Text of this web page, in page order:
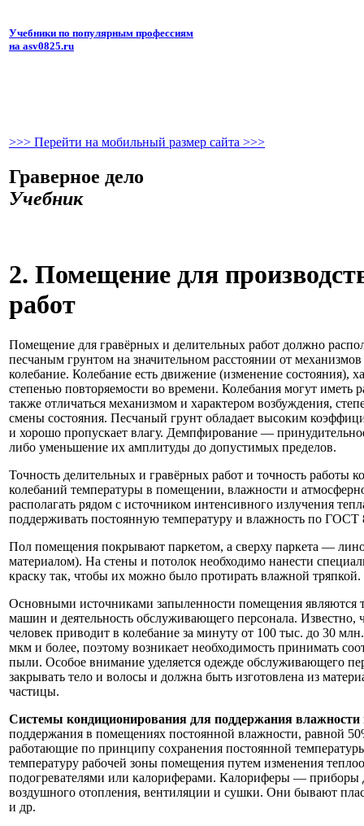
Учебники по популярным профессиям
на asv0825.ru
>>> Перейти на мобильный размер сайта >>>
Граверное дело
Учебник
2. Помещение для
работ
Помещение для гравёрных и делительных работ должно
песчаным грунтом на значительном расстоянии от
колебание. Колебание есть движение (изменение состояния),
степенью повторяемости во времени. Колебания могут иметь
также отличаться механизмом и характером возбуждения,
смены состояния. Песчаный грунт обладает высоким
и хорошо пропускает влагу. Демпфирование —
либо уменьшение их амплитуды до допустимых пределов.
Точность делительных и гравёрных работ и точность работы
колебаний температуры в помещении, влажности и
располагать рядом с источником интенсивного излучения
поддерживать постоянную температуру и влажность по
Пол помещения покрывают паркетом, а сверху паркета —
материалом). На стены и потолок необходимо нанести
краску так, чтобы их можно было протирать влажной тряпкой.
Основными источниками запыленности помещения являются
машин и деятельность обслуживающего персонала. Известно,
человек приводит в колебание за минуту от 100 тыс. до 30
мкм и более, поэтому возникает необходимость принимать
пыли. Особое внимание уделяется одежде обслуживающего
закрывать тело и волосы и должна быть изготовлена из
частицы.
Системы кондиционирования для поддержания влажности
поддержания в помещениях постоянной влажности, равной
работающие по принципу сохранения постоянной
температуру рабочей зоны помещения путем изменения
подогревателями или калориферами. Калориферы — приборы
воздушного отопления, вентиляции и сушки. Они бывают
и др.